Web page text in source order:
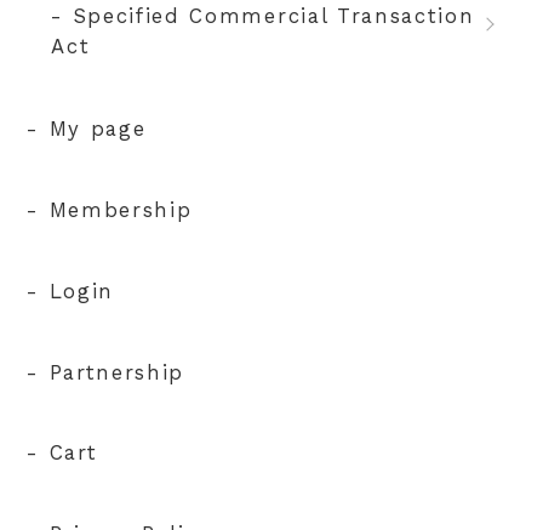
- Specified Commercial Transaction
Act
- My page
- Membership
- Login
- Partnership
- Cart